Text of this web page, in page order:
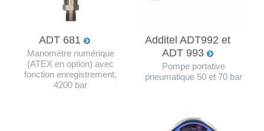
ADT 681
Manomètre numérique
(ATEX en option) avec
fonction enregistrement,
4200 bar
Additel ADT992 et
ADT 993
Pompe portative
pneumatique 50 et 70 bar